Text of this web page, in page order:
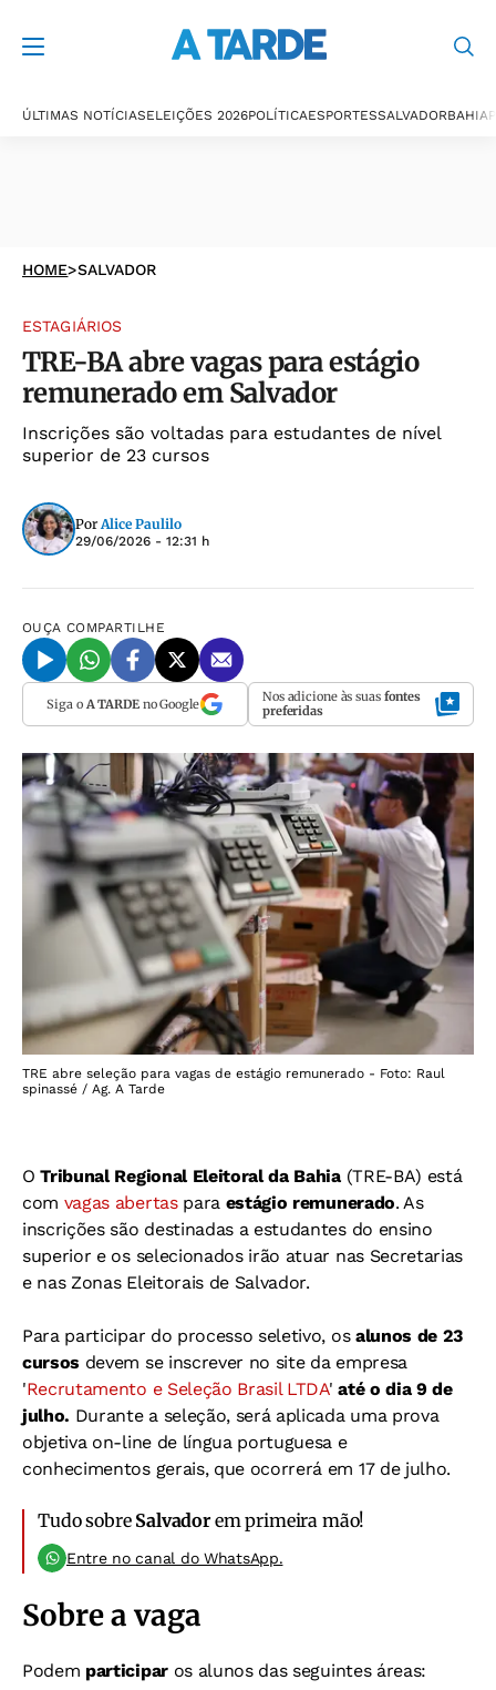
ÚLTIMAS NOTÍCIASELEIÇÕES 2026POLÍTICAESPORTESSALVADORBAHIA
HOME>SALVADOR
ESTAGIÁRIOS
TRE-BA abre vagas para estágio
remunerado em Salvador
Inscrições são voltadas para estudantes de nível
superior de 23 cursos
Por Alice Paulilo
29/06/2026 - 12:31 h
OUÇA COMPARTILHE
Siga o A TARDEno Google Nos adicione às suas fontes
preferidas
TRE abre seleção para vagas de estágio remunerado - Foto: Raul
spinassé / Ag. A Tarde
OTribunal Regional Eleitoral da Bahia (TRE-BA) está
com vagas abertaspara estágio remunerado. As
inscrições são destinadas a estudantes do ensino
superior e os selecionados irão atuar nas Secretarias
e nas Zonas Eleitorais de Salvador.
Para participar do processo seletivo, os alunos de 23
cursos devem se inscrever no site da empresa
'Recrutamento e Seleção Brasil LTDA'até o dia 9 de
julho. Durante a seleção, será aplicada uma prova
objetiva on-line de língua portuguesa e
conhecimentos gerais, que ocorrerá em 17 de julho.
Tudo sobre Salvadorem primeira mão!
Entre no canal do WhatsApp.
Sobre a vaga
Podem participaros alunos das seguintes áreas: